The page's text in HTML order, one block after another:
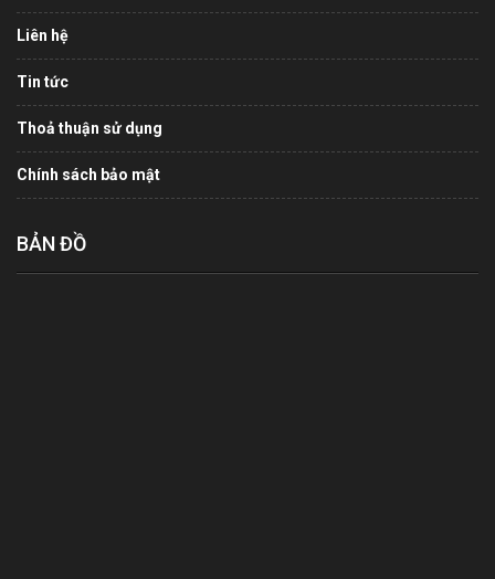
Liên hệ
Tin tức
Thoả thuận sử dụng
Chính sách bảo mật
BẢN ĐỒ